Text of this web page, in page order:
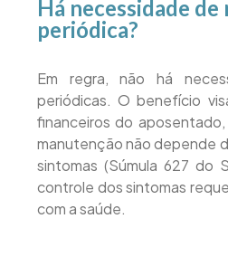
Há necessidade de
periódica?
Em regra, não há
periódicas. O benefício
financeiros do
manutenção não depende
sintomas (Súmula 627 do
controle dos sintomas
com a saúde.